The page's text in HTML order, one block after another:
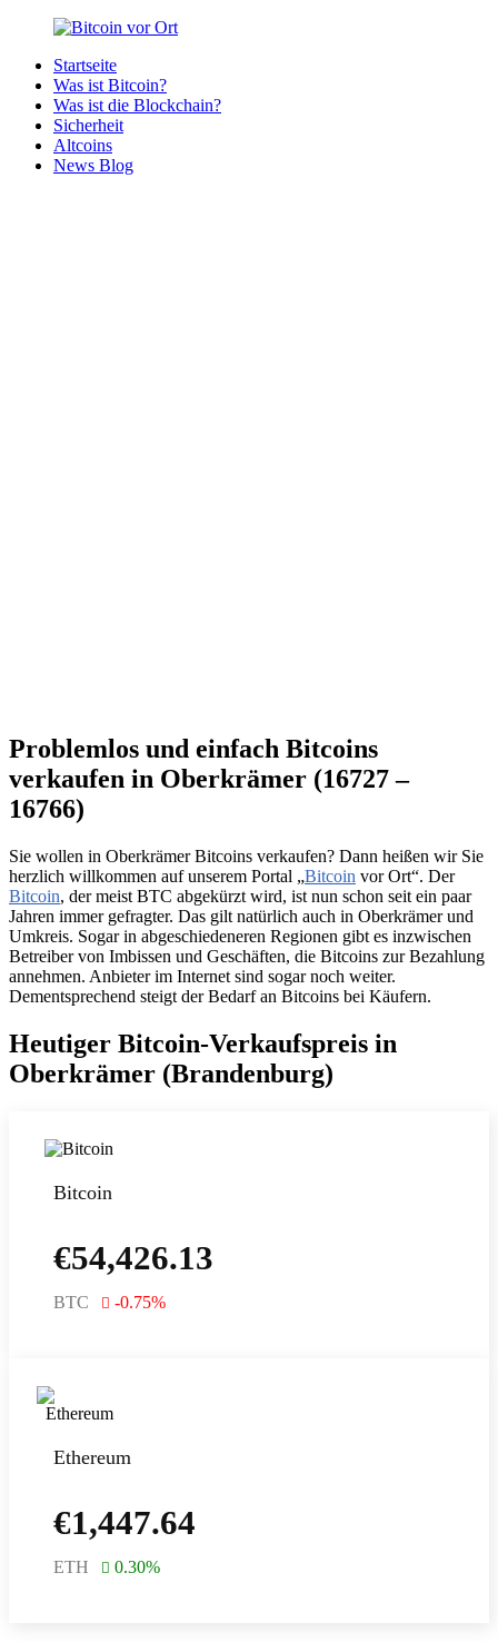
Zurück
Inhalt
Bitcoin
Bitcoins
deiner
Region
Startseite
Was ist Bitcoin?
Was ist die Blockchain?
Sicherheit
Altcoins
News Blog
Problemlos und einfach Bitcoins
verkaufen in Oberkrämer (16727 –
16766)
Sie wollen in Oberkrämer Bitcoins verkaufen? Dann heißen wir Sie
herzlich willkommen auf unserem Portal „Bitcoin vor Ort“. Der
Bitcoin, der meist BTC abgekürzt wird, ist nun schon seit ein paar
Jahren immer gefragter. Das gilt natürlich auch in Oberkrämer und
Umkreis. Sogar in abgeschiedeneren Regionen gibt es inzwischen
Betreiber von Imbissen und Geschäften, die Bitcoins zur Bezahlung
annehmen. Anbieter im Internet sind sogar noch weiter.
Dementsprechend steigt der Bedarf an Bitcoins bei Käufern.
Heutiger Bitcoin-Verkaufspreis in
Oberkrämer (Brandenburg)
Bitcoin
€54,426.13
BTC -0.75%
Ethereum
€1,447.64
ETH 0.30%